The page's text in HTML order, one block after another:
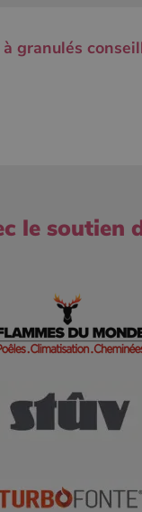
granulés
le soutien